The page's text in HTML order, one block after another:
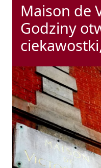
Maison de
Godziny